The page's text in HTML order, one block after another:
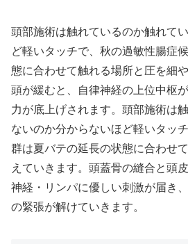
頭部施術は触れているのか触れて
ど軽いタッチで、秋の過敏性腸症
態に合わせて触れる場所と圧を細
頭が緩むと、自律神経の上位中枢
力が底上げされます。頭部施術は
ないのか分からないほど軽いタッ
群は夏バテの延長の状態に合わせ
えていきます。頭蓋骨の縫合と頭
神経・リンパに優しい刺激が届き
の緊張が解けていきます。